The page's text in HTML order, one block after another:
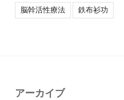
脳幹活性療法 鉄布衫功
アーカイブ